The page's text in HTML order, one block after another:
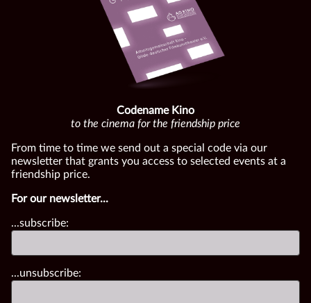
Codename Kino
to the cinema for the friendship price
From time to time we send out a special code via our
newsletter that grants you access to selected events at a
friendship price.
For our newsletter...
...subscribe:
...unsubscribe: